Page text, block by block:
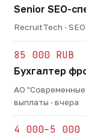
Senior SEO-
RecruitTech ·
85 000 RUB
Бухгалтер
АО
выплаты · вчера
4 000–5 000